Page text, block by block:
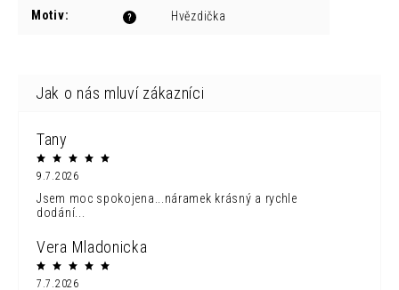
?
Motiv: Hvězdička
Tany
9.7.2026
Jsem moc spokojena...náramek krásný a rychle
dodání...
Vera Mladonicka
7.7.2026